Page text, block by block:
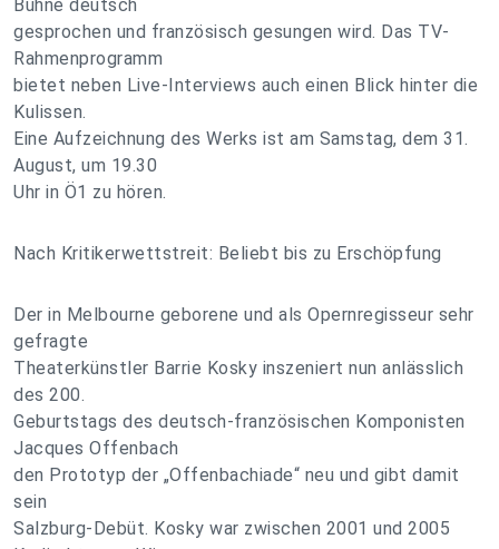
Bühne deutsch
gesprochen und französisch gesungen wird. Das TV-
Rahmenprogramm
bietet neben Live-Interviews auch einen Blick hinter die
Kulissen.
Eine Aufzeichnung des Werks ist am Samstag, dem 31.
August, um 19.30
Uhr in Ö1 zu hören.
Nach Kritikerwettstreit: Beliebt bis zu Erschöpfung
Der in Melbourne geborene und als Opernregisseur sehr
gefragte
Theaterkünstler Barrie Kosky inszeniert nun anlässlich
des 200.
Geburtstags des deutsch-französischen Komponisten
Jacques Offenbach
den Prototyp der „Offenbachiade“ neu und gibt damit
sein
Salzburg-Debüt. Kosky war zwischen 2001 und 2005